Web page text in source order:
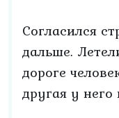
Согласился
дальше.
дороге
другая у